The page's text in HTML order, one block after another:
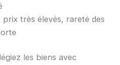
prix très élevés, rareté des
les biens avec